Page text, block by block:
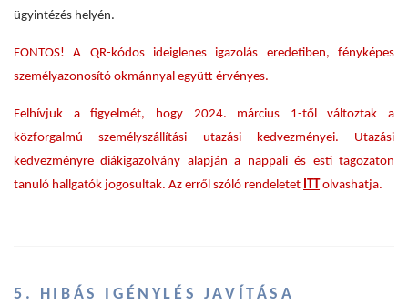
ügyintézés helyén.
FONTOS! A QR-kódos ideiglenes igazolás eredetiben, fényképes
személyazonosító okmánnyal együtt érvényes.
Felhívjuk a figyelmét, hogy 2024. március 1-től változtak a
közforgalmú személyszállítási utazási kedvezményei. Utazási
kedvezményre diákigazolvány alapján a nappali és esti tagozaton
tanuló hallgatók jogosultak. Az erről szóló rendeletet ITTolvashatja.
5. HIBÁS IGÉNYLÉS JAVÍTÁSA